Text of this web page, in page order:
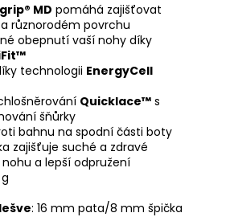
MD pomáhá zajišťovat
různorodém povrchu
obepnutí vaší nohy díky
technologii EnergyCell
Quicklace™ s
šňůrky
bahnu na spodní části boty
zajišťuje suché a zdravé
a lepší odpružení
: 16 mm pata/8 mm špička